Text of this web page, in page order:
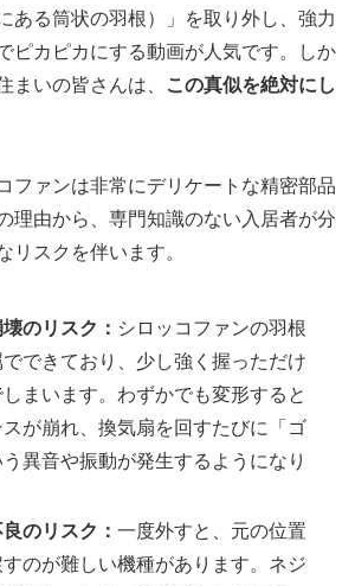
ある筒状の羽根）」を取り外し、強力
ピカピカにする動画が人気です。しか
まいの皆さんは、
この真似を絶対にし
ファンは非常にデリケートな精密部品
理由から、専門知識のない入居者が分
リスクを伴います。
のリスク： シロッコファンの羽根
できており、少し強く握っただけ
まいます。わずかでも変形すると
スが崩れ、換気扇を回すたびに「ゴ
異音や振動が発生するようになり
のリスク： 一度外すと、元の位置
のが難しい機種があります。ネジ